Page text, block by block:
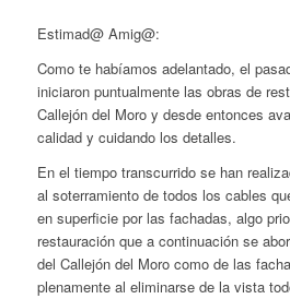
Estimad@ Amig@:
Como te habíamos adelantado, el
iniciaron puntualmente las obras de
Callejón del Moro y desde entonces
calidad y cuidando los detalles.
En el tiempo transcurrido se han
al soterramiento de todos los cables
en superficie por las fachadas, algo
restauración que a continuación se
del Callejón del Moro como de las
plenamente al eliminarse de la vista